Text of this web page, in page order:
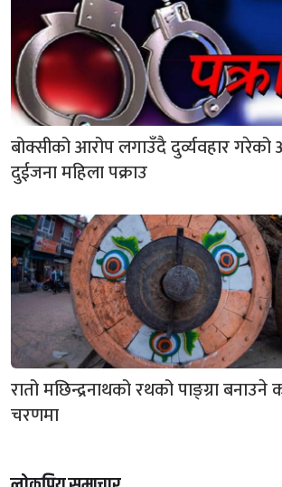
बोक्सीको आरोप लगाउँदै दुर्व्यवहार गरेको
दुईजना महिला पक्राउ
रातो मछिन्द्रनाथको रथको पाङ्ग्रा
चरणमा